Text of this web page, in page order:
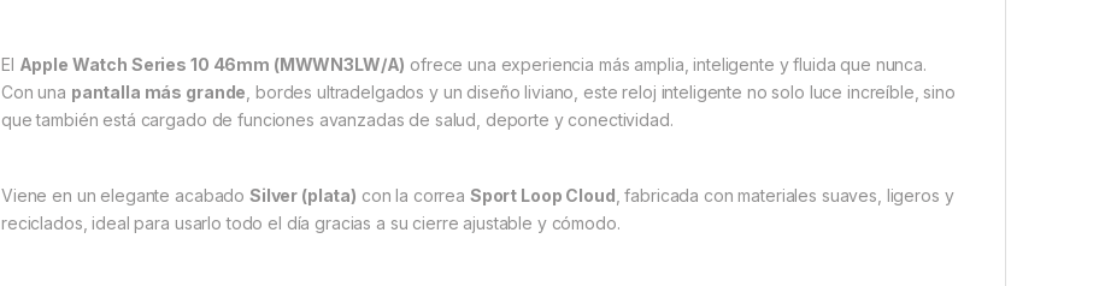
El Apple Watch Series 10 46mm (MWWN3LW/A) ofrece una experiencia más amplia, inteligente y fluida que nunca.
Con una pantalla más grande , bordes ultradelgados y un diseño liviano, este reloj inteligente no solo luce increíble, sino
que también está cargado de funciones avanzadas de salud, deporte y conectividad.
Viene en un elegante acabado Silver (plata) con la correa Sport Loop Cloud , fabricada con materiales suaves, ligeros y
reciclados, ideal para usarlo todo el día gracias a su cierre ajustable y cómodo.